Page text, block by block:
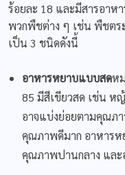
ร้อยละ 18 และมีสารอาห
พวกพืชต่าง ๆ เช่น พืชตร
เป็น 3 ชนิดดังนี้
อาหารหยาบแบบสดห
85 มีสีเขียวสด เช่น ห
อาจแบ่งย่อยตามคุณภ
คุณภาพดีมาก อาหาร
คุณภาพปานกลาง แล